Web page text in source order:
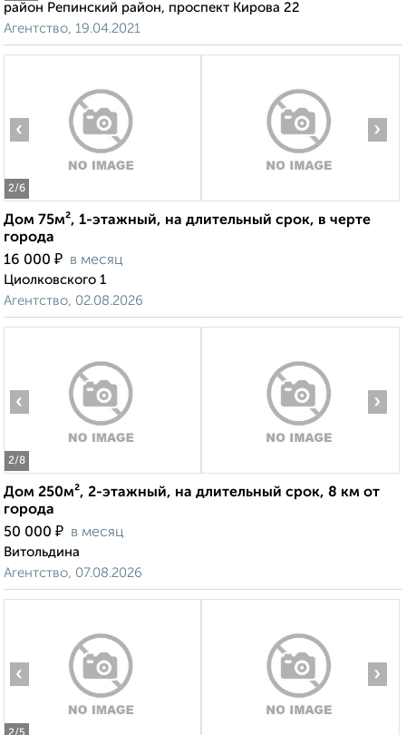
район Репинский район, проспект Кирова 22
Агентство, 19.04.2021
2/6
‹ ›
Дом 75м², 1-этажный, на длительный срок, в черте
города
16 000 ₽ в месяц
Циолковского 1
Агентство, 02.08.2026
2/8
‹ ›
Дом 250м², 2-этажный, на длительный срок, 8 км от
города
50 000 ₽ в месяц
Витольдина
Агентство, 07.08.2026
‹ ›